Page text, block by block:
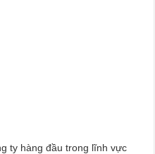
ty hàng đầu trong lĩnh vực